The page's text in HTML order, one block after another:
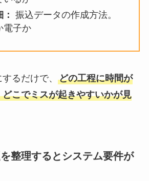
振込データの作成方法。
電子か
るだけで、 どの工程に時間が
こでミスが起きやすいかが見
整理するとシステム要件が